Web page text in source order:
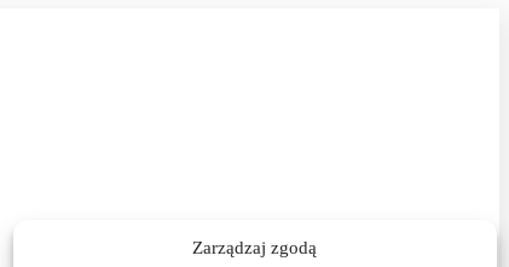
Zarządzaj zgodą